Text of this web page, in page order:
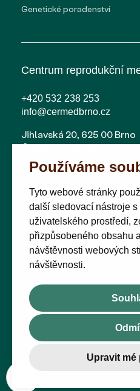
Používáme
Tyto webové stránky
další sledovací nástroje
uživatelského prostředí,
přizpůsobeného obsahu
návštěvnosti webových
návštěvnosti.
Upravit
Genetické poradenství
Centrum reprodukční
+420 532 238 253
info@cermedbrno.cz
Jihlavská 20, 625 00 Brno
Česká republika